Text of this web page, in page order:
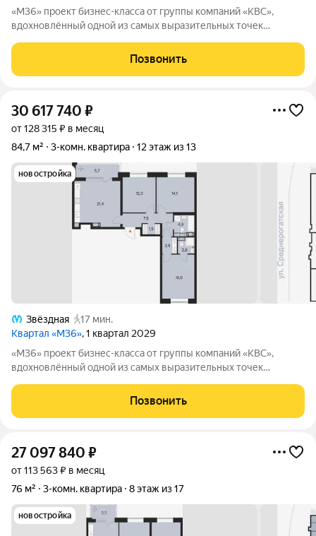
«М36» проект бизнес-класса от группы компаний «КВС»,
вдохновлённый одной из самых выразительных точек
Возничего. В астрономии этот объект символизирует порядок,
точность и уверенность в движении. В
Позвонить
30 617 740 ₽
от 128 315 ₽ в месяц
84,7 м²
3-комн. квартира 12 этаж из 13
новостройка
Звёздная
17 мин.
Квартал «М36», 1 квартал 2029
«М36» проект бизнес-класса от группы компаний «КВС»,
вдохновлённый одной из самых выразительных точек
Возничего. В астрономии этот объект символизирует порядок,
точность и уверенность в движении. В
Позвонить
27 097 840 ₽
от 113 563 ₽ в месяц
76 м²
3-комн. квартира 8 этаж из 17
новостройка